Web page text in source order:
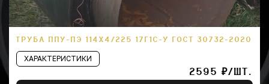
ТРУБА ППУ-ПЭ 114Х4/225 17Г1С-У ГОСТ 30732-2020
ХАРАКТЕРИСТИКИ
2595 ₽/ШТ.